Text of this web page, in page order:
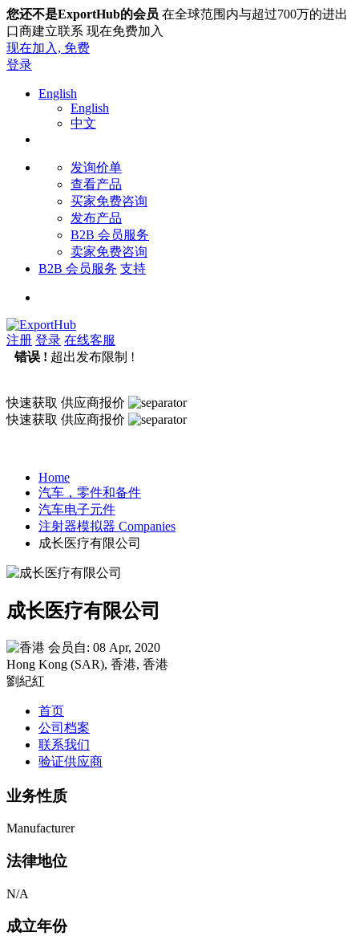
您还不是ExportHub的会员 在全球范围内与超过700万的进出
口商建立联系 现在免费加入
现在加入, 免费
登录
English
English
中文
发询价单
查看产品
买家免费咨询
发布产品
B2B 会员服务
卖家免费咨询
B2B 会员服务 支持
注册 登录 在线客服
错误 ! 超出发布限制 !
快速获取 供应商报价
快速获取 供应商报价
Home
汽车，零件和备件
汽车电子元件
注射器模拟器 Companies
成长医疗有限公司
成长医疗有限公司
会员自: 08 Apr, 2020
Hong Kong (SAR), 香港, 香港
劉紀紅
首页
公司档案
联系我们
验证供应商
业务性质
Manufacturer
法律地位
N/A
成立年份